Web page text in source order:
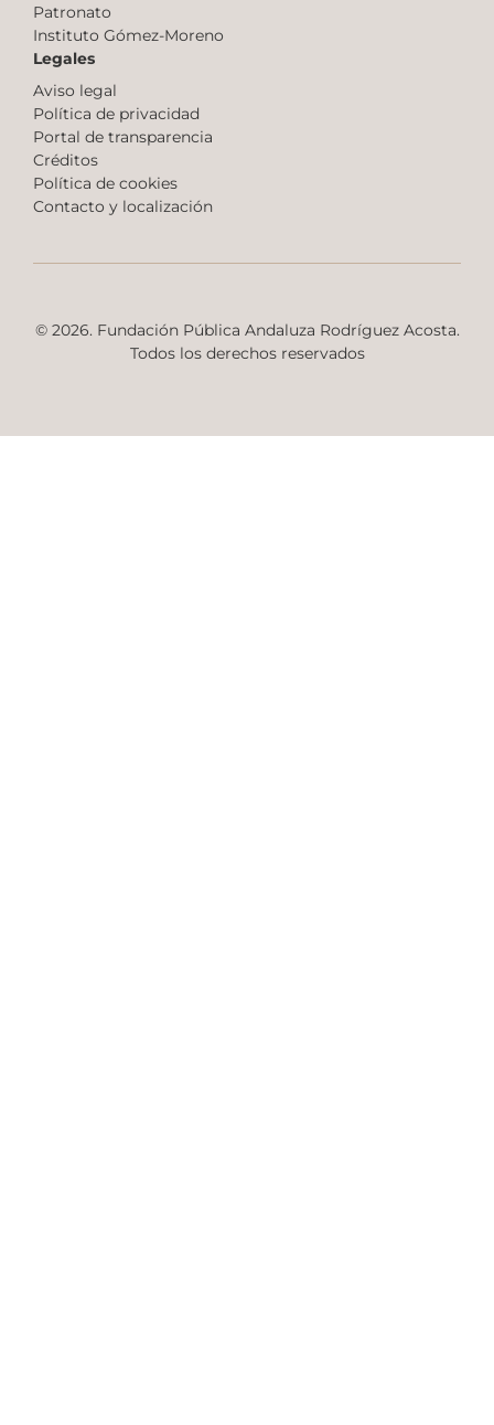
Patronato
Instituto Gómez-Moreno
Legales
Aviso legal
Política de privacidad
Portal de transparencia
Créditos
Política de cookies
Contacto y localización
© 2026. Fundación Pública Andaluza Rodríguez Acosta.
Todos los derechos reservados